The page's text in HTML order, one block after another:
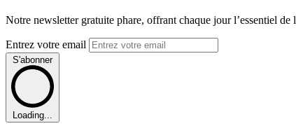
Notre newsletter gratuite phare, offrant chaque jour l’essentiel
Entrez votre email
S'abonner
Loading...